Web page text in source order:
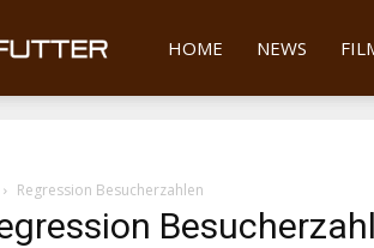
Filmfutter
HOME NEWS
Regression Besucherzahlen